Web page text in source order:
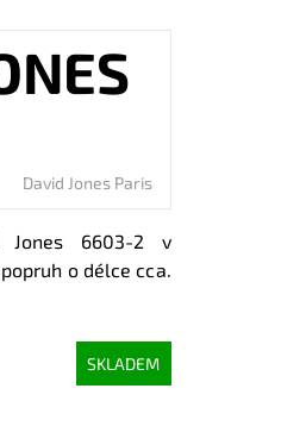
David Jones Paris
Jones 6603-2 v
o délce cca.
SKLADEM